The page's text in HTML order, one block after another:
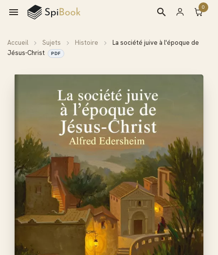
 0
search
Accueil Sujets Histoire
La société juive à l'époque de
Jésus-Christ
PDF